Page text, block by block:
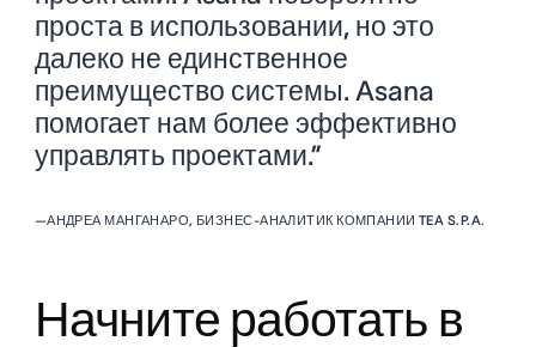
проста в использовании, но это
далеко не единственное
преимущество системы. Asana
помогает нам более эффективно
управлять проектами.”
—АНДРЕА МАНГАНАРО, БИЗНЕС-АНАЛИТИК КОМПАНИИ TEA S.P.A.
Начните работать в